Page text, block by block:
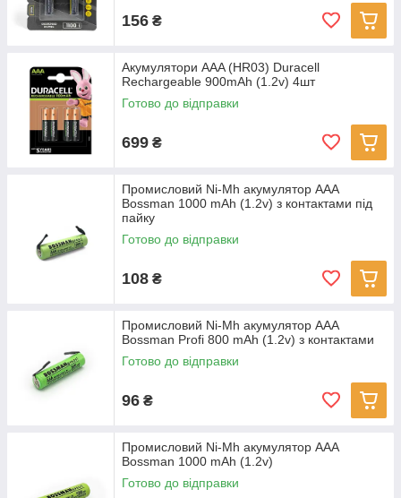
156 ₴
Акумулятори AAA (HR03) Duracell
Rechargeable 900mAh (1.2v) 4шт
Готово до відправки
699 ₴
Промисловий Ni-Mh акумулятор AAA
Bossman 1000 mAh (1.2v) з контактами під
пайку
Готово до відправки
108 ₴
Промисловий Ni-Mh акумулятор AAA
Bossman Profi 800 mAh (1.2v) з контактами
Готово до відправки
96 ₴
Промисловий Ni-Mh акумулятор AAA
Bossman 1000 mAh (1.2v)
Готово до відправки